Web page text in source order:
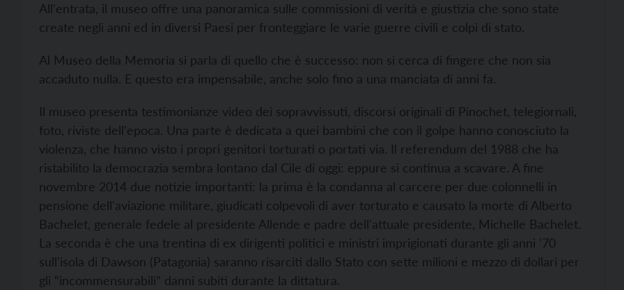
All'entrata, il museo offre una panoramica sulle commissioni di verità e giustizia che sono state
create negli anni ed in diversi Paesi per fronteggiare le varie guerre civili e colpi di stato.
Al Museo della Memoria si parla di quello che è successo: non si cerca di fingere che non sia
accaduto nulla. E questo era impensabile, anche solo fino a una manciata di anni fa.
Il museo presenta testimonianze video dei sopravvissuti, discorsi originali di Pinochet, telegiornali,
foto, riviste dell'epoca. Una parte è dedicata a quei bambini che con il golpe hanno conosciuto la
violenza, che hanno visto i propri genitori torturati o portati via. Il referendum del 1988 che ha
ristabilito la democrazia sembra lontano dal Cile di oggi: eppure si continua a scavare. A fine
novembre 2014 due notizie importanti: la prima è la condanna al carcere per due colonnelli in
pensione dell'aviazione militare, giudicati colpevoli di aver torturato e causato la morte di Alberto
Bachelet, generale fedele al presidente Allende e padre dell'attuale presidente, Michelle Bachelet.
La seconda è che una trentina di ex dirigenti politici e ministri imprigionati durante gli anni '70
sull'isola di Dawson (Patagonia) saranno risarciti dallo Stato con sette milioni e mezzo di dollari per
gli “incommensurabili” danni subiti durante la dittatura.